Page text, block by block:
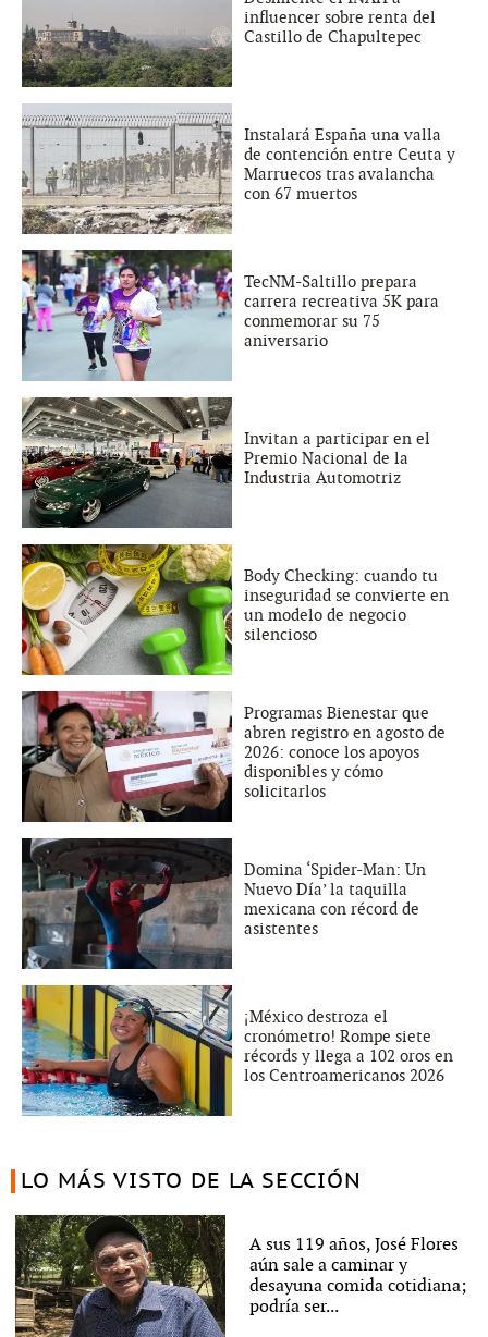
influencer sobre renta del
Castillo de Chapultepec
Instalará España una valla
de contención entre Ceuta y
Marruecos tras avalancha
con 67 muertos
TecNM-Saltillo prepara
carrera recreativa 5K para
conmemorar su 75
aniversario
Invitan a participar en el
Premio Nacional de la
Industria Automotriz
Body Checking: cuando tu
inseguridad se convierte en
un modelo de negocio
silencioso
Programas Bienestar que
abren registro en agosto de
2026: conoce los apoyos
disponibles y cómo
solicitarlos
Domina ‘Spider-Man: Un
Nuevo Día’ la taquilla
mexicana con récord de
asistentes
¡México destroza el
cronómetro! Rompe siete
récords y llega a 102 oros en
los Centroamericanos 2026
LO MÁS VISTO DE LA SECCIÓN
A sus 119 años, José Flores
aún sale a caminar y
desayuna comida cotidiana;
podría ser...